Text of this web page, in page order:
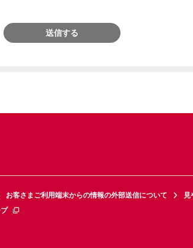
送信する
お客さまご利用端末からの情報の外部送信について
見